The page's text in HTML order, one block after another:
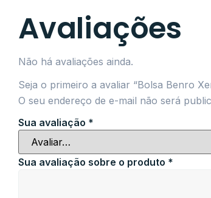
Avaliações
Não há avaliações ainda.
Seja o primeiro a avaliar “Bolsa Benro
O seu endereço de e-mail não será
Sua avaliação *
Sua avaliação sobre o produto *